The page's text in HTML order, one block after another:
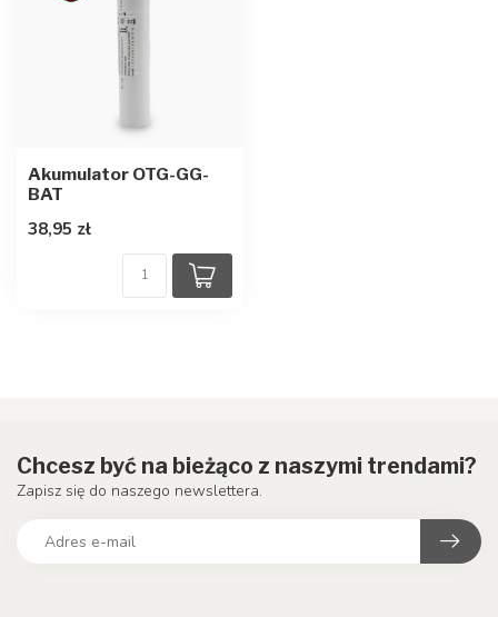
Akumulator OTG-GG-
BAT
38,95 zł
Chcesz być na bieżąco z naszymi trendami?
Zapisz się do naszego newslettera.